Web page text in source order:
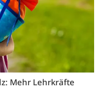
Mehr Lehrkräfte